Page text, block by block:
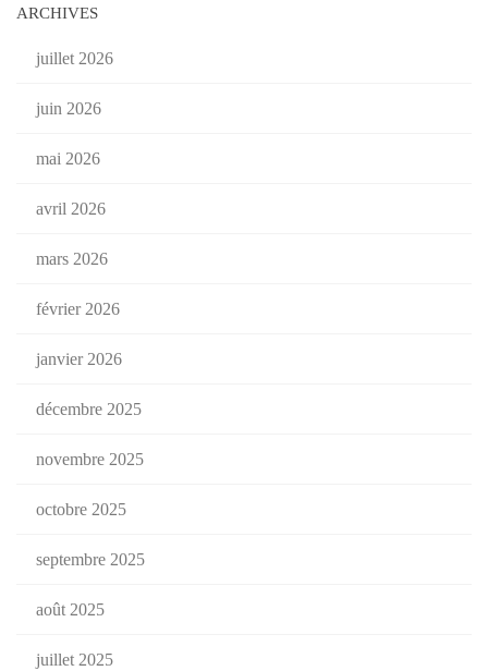
ARCHIVES
juillet 2026
juin 2026
mai 2026
avril 2026
mars 2026
février 2026
janvier 2026
décembre 2025
novembre 2025
octobre 2025
septembre 2025
août 2025
juillet 2025